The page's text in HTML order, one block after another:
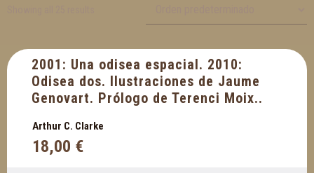
2001: Una odisea espacial. 2010:
Odisea dos. Ilustraciones de Jaume
Genovart. Prólogo de Terenci Moix..
Arthur C. Clarke
18,00 €